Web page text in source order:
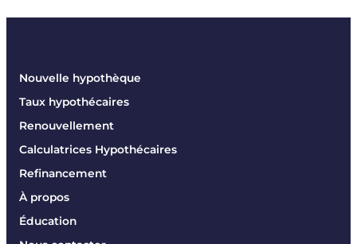
Nouvelle hypothèque
Taux hypothécaires
Renouvellement
Calculatrices Hypothécaires
Refinancement
À propos
Éducation